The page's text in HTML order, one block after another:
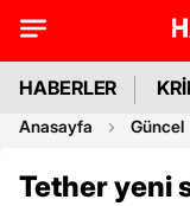
HABERLER
Anasayfa Güncel
Tether yeni